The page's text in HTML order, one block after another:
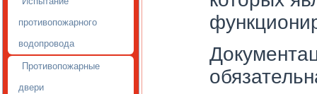
противопожарного
водопровода
Противопожарные
двери